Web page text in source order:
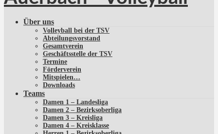
Über uns
Volleyball bei der TSV
Abteilungsvorstand
Gesamtverein
Geschäftsstelle der TSV
Termine
Förderverein
Mitspielen…
Downloads
Teams
Damen 1 – Landesliga
Damen 2 – Bezirksoberliga
Damen 3 – Kreisliga
Damen 4 – Kreisklasse